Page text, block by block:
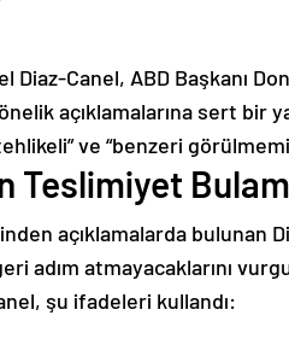
Diaz-Canel, ABD Başkanı
açıklamalarına sert bir
ve “benzeri
Teslimiyet
açıklamalarda bulunan
adım atmayacaklarını
şu ifadeleri kullandı: